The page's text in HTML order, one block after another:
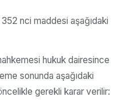
352 nci maddesi aşağıdaki
hukuk dairesince
sonunda aşağıdaki
gerekli karar verilir: